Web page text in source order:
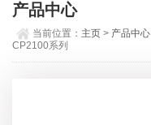
产品中心
当前位置： 主页 > 产品中心
CP2100系列